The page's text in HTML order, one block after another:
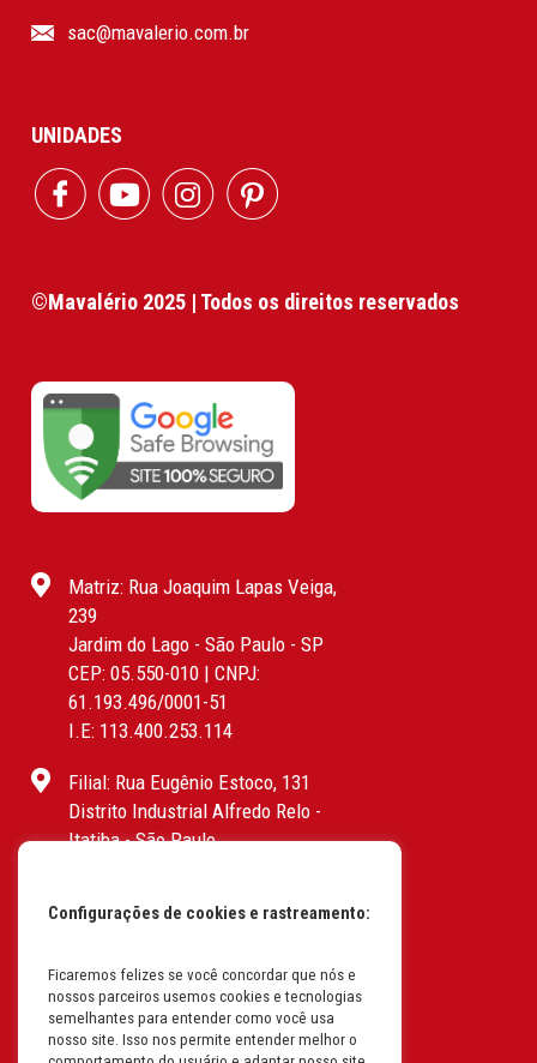
sac@mavalerio.com.br
UNIDADES
©Mavalério 2025 | Todos os direitos reservados
Matriz: Rua Joaquim Lapas Veiga,
239
Jardim do Lago - São Paulo - SP
CEP: 05.550-010 | CNPJ:
61.193.496/0001-51
I.E: 113.400.253.114
Filial: Rua Eugênio Estoco, 131
Distrito Industrial Alfredo Relo -
Itatiba - São Paulo
I.E: 382.096.357.1147
Filial: Av. Odila Chaves Rodrigues,
1277
Parque industrial RM - Condomínio
Configurações de cookies e rastreamento:
Ficaremos felizes se você concordar que nós e
nossos parceiros usemos cookies e tecnologias
semelhantes para entender como você usa
nosso site. Isso nos permite entender melhor o